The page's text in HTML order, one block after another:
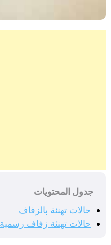
جدول المحتويات
حالات تهنئة بالزفاف
حالات تهنئة زفاف رسمية